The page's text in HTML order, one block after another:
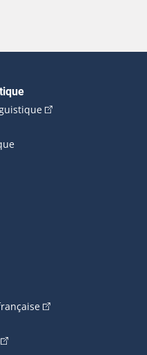
(Cet hyperlien
(Cet hyperlien
externe s'ouvrira
hyperlien externe